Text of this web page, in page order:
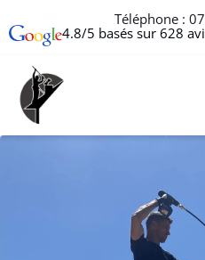
Téléphone :
4.8/5 basés sur 628